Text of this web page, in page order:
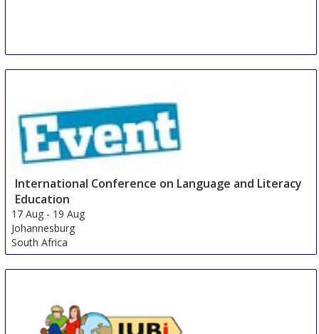
International Conference on Language and Literacy
Education
17 Aug - 19 Aug
Johannesburg
South Africa